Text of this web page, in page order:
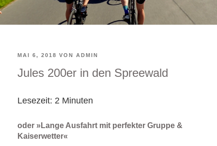
VERÖFFENTLICHT
AM
MAI 6, 2018 VON ADMIN
Jules 200er in den Spreewald
Lesezeit: 2 Minuten
oder »Lange Ausfahrt mit perfekter Gruppe &
Kaiserwetter«